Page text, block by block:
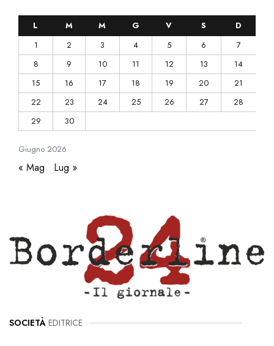
Giugno 2026
L M M G V S
D
1
2 3 4 5 6
7
8
9 10 11 12 13
14
15
16 17 18 19 20
21
22
23 24 25 26 27
28
29
30
« Mag Lug »
SOCIETÀ EDITRICE